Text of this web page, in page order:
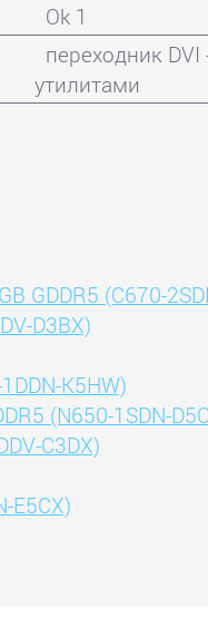
Ok 1
переходник
утилитами
GDDR5 (C670-
D3BX)
K5HW)
(N650-1SDN-
C3DX)
E5CX)